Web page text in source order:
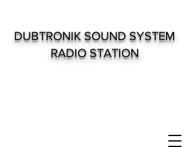
DUBTRONIK SOUND SYSTEM
RADIO STATION